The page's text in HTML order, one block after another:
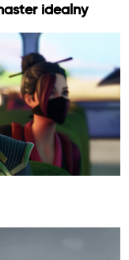
idealny